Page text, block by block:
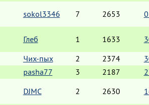
sokol3346 7 2653
Глеб 1 1633
Чих-пых 2 2374
pasha77 3 2187
DJMC 2 2630